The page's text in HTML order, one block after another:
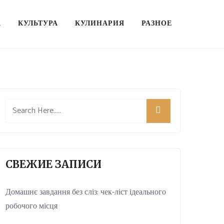
КУЛЬТУРА КУЛИНАРИЯ РАЗНОЕ
СВЕЖИЕ ЗАПИСИ
Домашнє завдання без сліз: чек-ліст ідеального
робочого місця